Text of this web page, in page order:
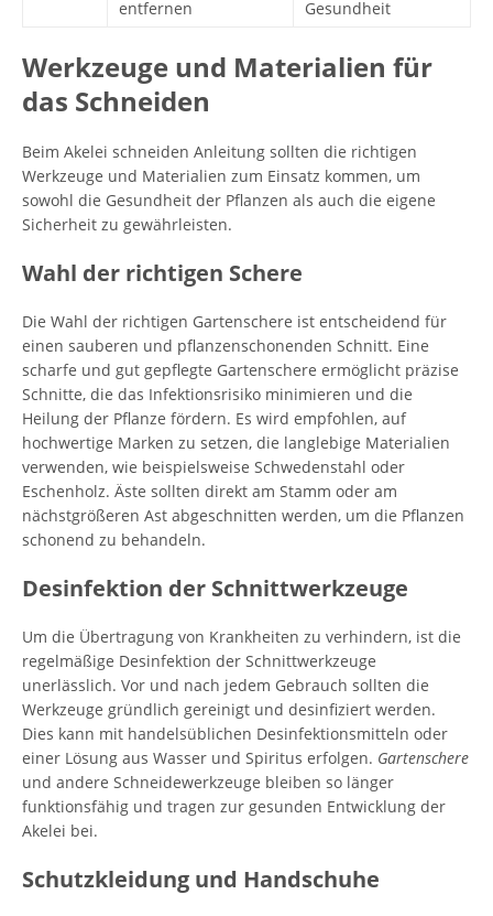
entfernen Gesundheit
Werkzeuge und Materialien für
das Schneiden
Beim Akelei schneiden Anleitung sollten die richtigen
Werkzeuge und Materialien zum Einsatz kommen, um
sowohl die Gesundheit der Pflanzen als auch die eigene
Sicherheit zu gewährleisten.
Wahl der richtigen Schere
Die Wahl der richtigen Gartenschere ist entscheidend für
einen sauberen und pflanzenschonenden Schnitt. Eine
scharfe und gut gepflegte Gartenschere ermöglicht präzise
Schnitte, die das Infektionsrisiko minimieren und die
Heilung der Pflanze fördern. Es wird empfohlen, auf
hochwertige Marken zu setzen, die langlebige Materialien
verwenden, wie beispielsweise Schwedenstahl oder
Eschenholz. Äste sollten direkt am Stamm oder am
nächstgrößeren Ast abgeschnitten werden, um die Pflanzen
schonend zu behandeln.
Desinfektion der Schnittwerkzeuge
Um die Übertragung von Krankheiten zu verhindern, ist die
regelmäßige Desinfektion der Schnittwerkzeuge
unerlässlich. Vor und nach jedem Gebrauch sollten die
Werkzeuge gründlich gereinigt und desinfiziert werden.
Dies kann mit handelsüblichen Desinfektionsmitteln oder
einer Lösung aus Wasser und Spiritus erfolgen. Gartenschere
und andere Schneidewerkzeuge bleiben so länger
funktionsfähig und tragen zur gesunden Entwicklung der
Akelei bei.
Schutzkleidung und Handschuhe